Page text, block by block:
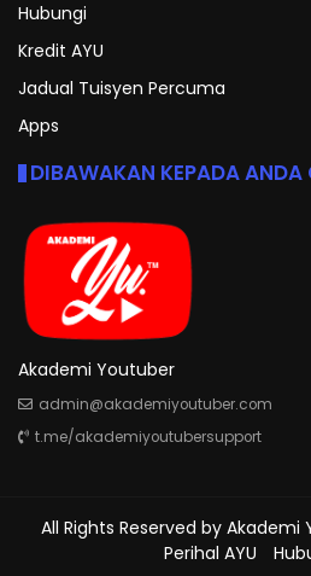
Hubungi
Kredit AYU
Jadual Tuisyen Percuma
Apps
DIBAWAKAN KEPADA ANDA
Akademi Youtuber
admin@akademiyoutuber.com
t.me/akademiyoutubersupport
All Rights Reserved by Akademi
Perihal AYU